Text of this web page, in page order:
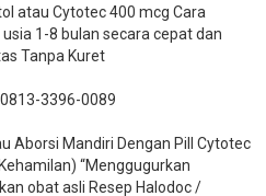
atau Cytotec 400 mcg Cara
1-8 bulan secara cepat dan
Tanpa Kuret
3396-0089​
Aborsi Mandiri Dengan Pill Cytotec
“Menggugurkan
obat asli Resep Halodoc /